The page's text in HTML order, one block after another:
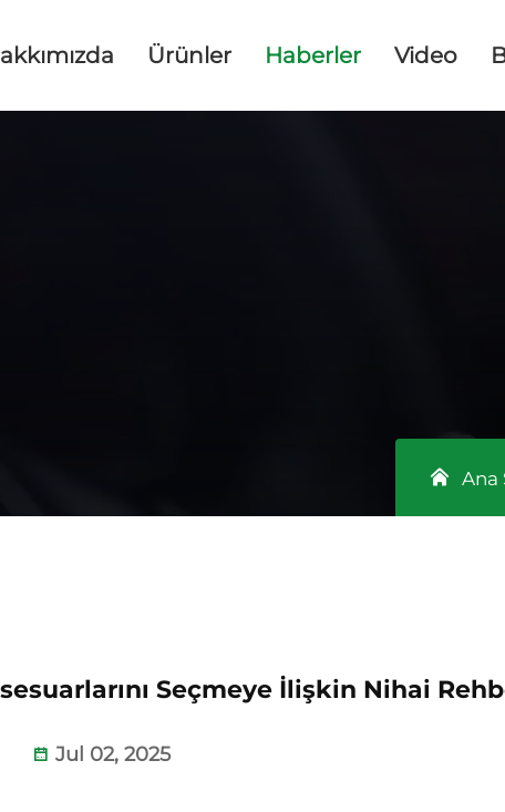
Ürünler Haberler Video
Ana
Seçmeye İlişkin Nihai
Jul 02, 2025